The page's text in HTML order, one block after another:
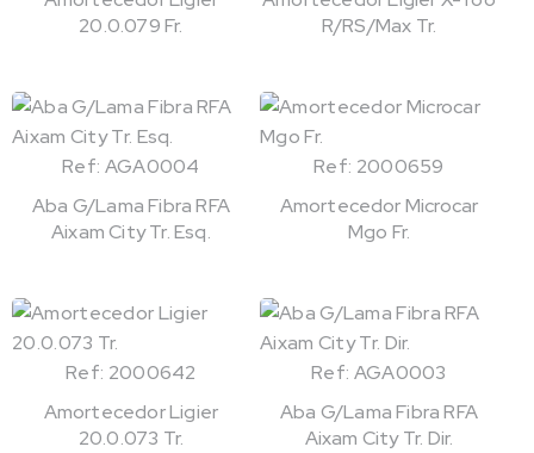
20.0.079 Fr.
R/RS/Max Tr.
Ref: AGA0004
Aba G/Lama Fibra RFA
Aixam City Tr. Esq.
Ref: 2000659
Amortecedor Microcar
Mgo Fr.
Ref: 2000642
Amortecedor Ligier
20.0.073 Tr.
Ref: AGA0003
Aba G/Lama Fibra RFA
Aixam City Tr. Dir.